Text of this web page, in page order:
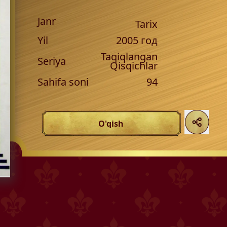
Janr
Tarix
Yil
2005год
Seriya
Taqiqlangan
Qisqichlar
Sahifa soni
94
O'qish